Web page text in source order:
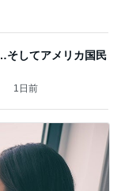
そしてアメリカ国民
1日前